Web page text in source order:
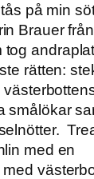
på min
Brauer
tog
rätten:
smålökar
med en